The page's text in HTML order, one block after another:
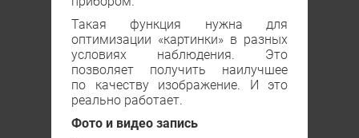
Такая функция нужна для
оптимизации «картинки» в разных
условиях наблюдения. Это
позволяет получить наилучшее
по качеству изображение. И это
реально работает.
Фото и видео запись